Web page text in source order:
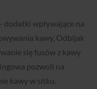
dodatki wpływające na
kawy. Odbijak
się fusów z kawy
pozwoli na
kawy w sitku.